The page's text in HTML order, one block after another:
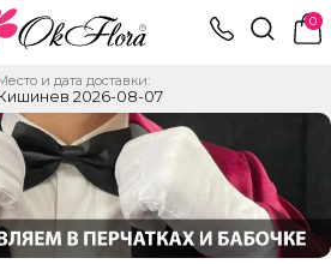
0
и дата доставки:
2026-08-07